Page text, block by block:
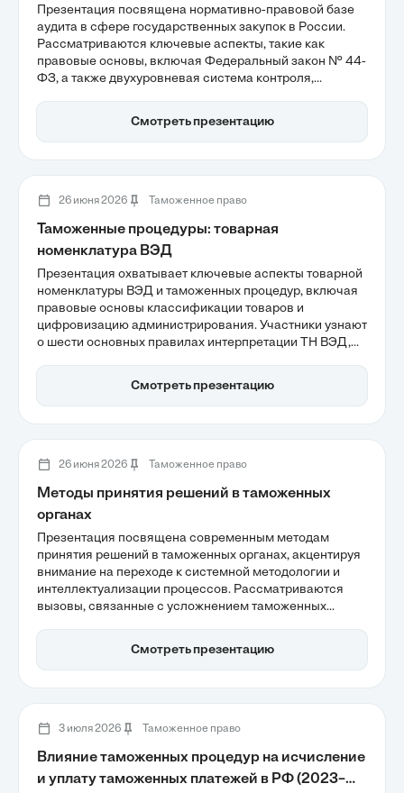
Презентация посвящена нормативно-правовой базе
аудита в сфере государственных закупок в России.
Рассматриваются ключевые аспекты, такие как
правовые основы, включая Федеральный закон № 44-
ФЗ, а также двухуровневая система контроля,
бюджетных средств. Также обсуждается риск-
ориентированный подход и цифровизация процессов,
Смотреть презентацию
26 июня 2026 Таможенное право
Таможенные процедуры: товарная
номенклатура ВЭД
Презентация охватывает ключевые аспекты товарной
номенклатуры ВЭД и таможенных процедур, включая
правовые основы классификации товаров и
цифровизацию администрирования. Участники узнают
о шести основных правилах интерпретации ТН ВЭД,
декларировании. В условиях ЕАЭС 2026 года
правильное применение классификации становится
Смотреть презентацию
26 июня 2026 Таможенное право
Методы принятия решений в таможенных
органах
Презентация посвящена современным методам
принятия решений в таможенных органах, акцентируя
внимание на переходе к системной методологии и
интеллектуализации процессов. Рассматриваются
вызовы, связанные с усложнением таможенных
ситуационного подходов для повышения гибкости
управления. Цифровая трансформация и применение
Смотреть презентацию
3 июля 2026 Таможенное право
Влияние таможенных процедур на исчисление
и уплату таможенных платежей в РФ (2023–